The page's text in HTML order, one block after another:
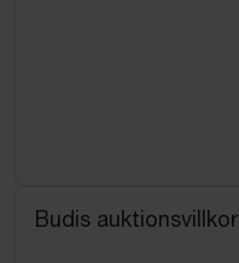
Budis auktionsvillkor